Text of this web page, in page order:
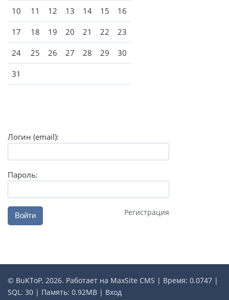
10 11 12 13 14 15 16
17 18 19 20 21 22 23
24 25 26 27 28 29 30
31
Логин (email):
Пароль:
Войти Регистрация
© BuKToP, 2026. Работает на MaxSite CMS | Время: 0.0747 |
SQL: 30 | Память: 0.92MB | Вход